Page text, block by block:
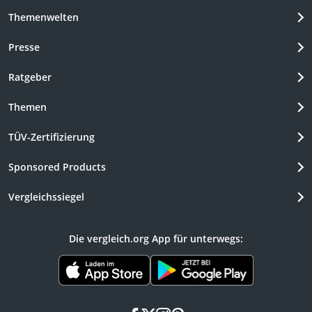
Themenwelten
Presse
Ratgeber
Themen
TÜV-Zertifizierung
Sponsored Products
Vergleichssiegel
Die vergleich.org App für unterwegs: